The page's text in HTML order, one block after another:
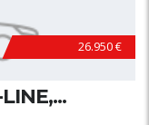
26.950 €